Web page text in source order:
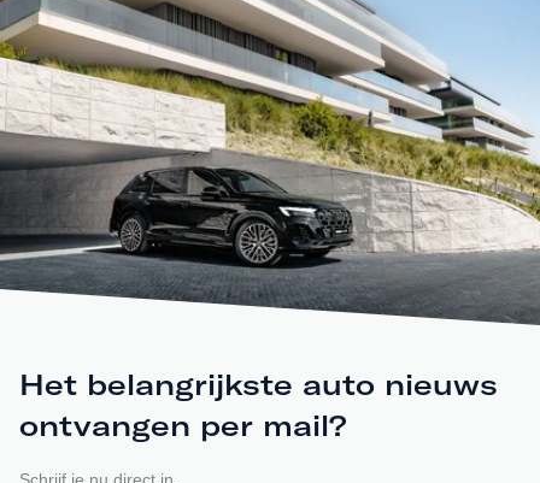
Het belangrijkste auto nieuws
ontvangen per mail?